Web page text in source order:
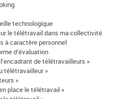
technologique
le télétravail dans ma collectivité
à caractère personnel
d’évaluation
de télétravailleurs »
télétravailleur »
»
place le télétravail »